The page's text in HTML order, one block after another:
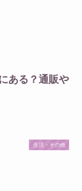
ある？通販や
生活・その他